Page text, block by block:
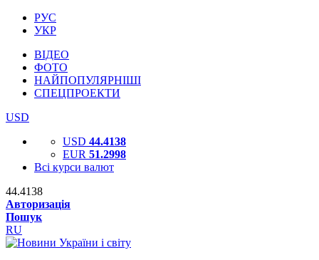
РУС
УКР
ВІДЕО
ФОТО
НАЙПОПУЛЯРНІШІ
СПЕЦПРОЕКТИ
USD
USD 44.4138
EUR 51.2998
Всі курси валют
44.4138
Авторизація
Пошук
RU